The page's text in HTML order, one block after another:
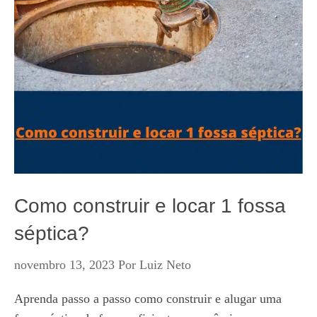
Como construir e locar 1 fossa
séptica?
novembro 13, 2023 Por Luiz Neto
Aprenda passo a passo como construir e alugar uma